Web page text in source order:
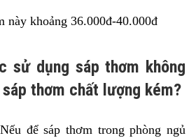
này khoảng 36.000đ-40.000đ
sử dụng sáp thơm không
thơm chất lượng kém?
Nếu để sáp thơm trong phòng ngủ